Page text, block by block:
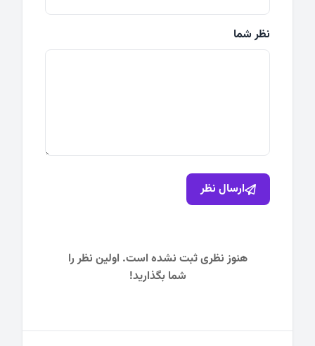
نظر شما
ارسال نظر
هنوز نظری ثبت نشده است. اولین نظر را
شما بگذارید!